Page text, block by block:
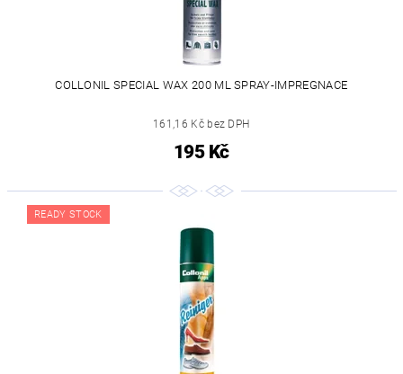
COLLONIL SPECIAL WAX 200 ML SPRAY-IMPREGNACE
161,16 Kč bez DPH
195 Kč
READY STOCK